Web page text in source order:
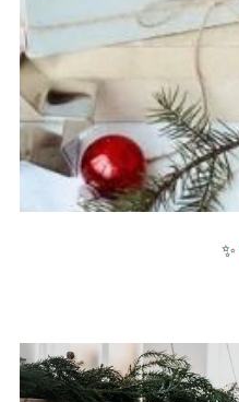
✨